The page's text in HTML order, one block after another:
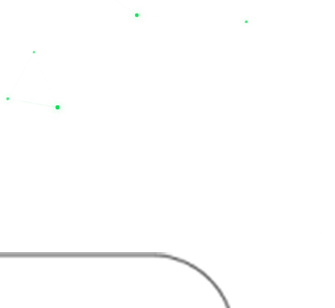
خرید تجهیزات حساس صنعتی و برقی نیازمند اطمینان از
اگر برای دیتاسنترها، تجهیزات پزشکی، سیستم‌های امنیتی و